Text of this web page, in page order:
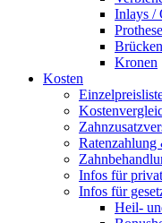
Inlays /
Brücken
Kronen
Kosten
Infos für
Infos für
Heil-